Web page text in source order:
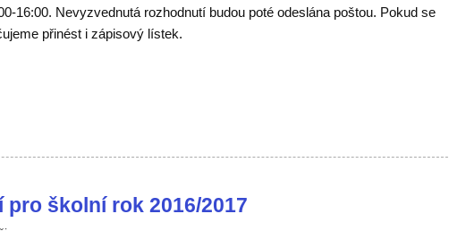
16:00. Nevyzvednutá rozhodnutí budou poté odeslána poštou. Pokud se
přinést i zápisový lístek.
školní rok 2016/2017